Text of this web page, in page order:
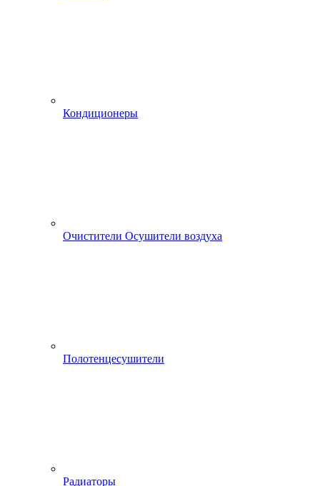
Кондиционеры
Очистители Осушители воздуха
Полотенцесушители
Радиаторы